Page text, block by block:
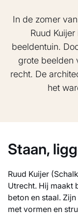
In de zomer
Ruud Kuijer
beeldentuin.
grote beelden
recht. De
het
Staan,
Ruud Kuijer
Utrecht. Hij maakt
beton en staal.
met vormen en